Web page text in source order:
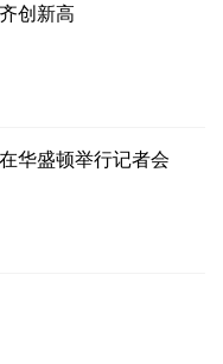
创新高
华盛顿举行记者会